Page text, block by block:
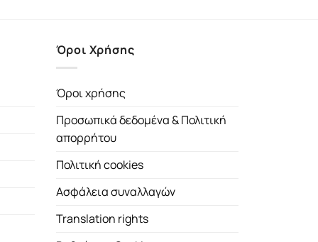
Όροι Χρήσης
Όροι χρήσης
Προσωπικά δεδομένα & Πολιτική
απορρήτου
Πολιτική cookies
Ασφάλεια συναλλαγών
Translation rights